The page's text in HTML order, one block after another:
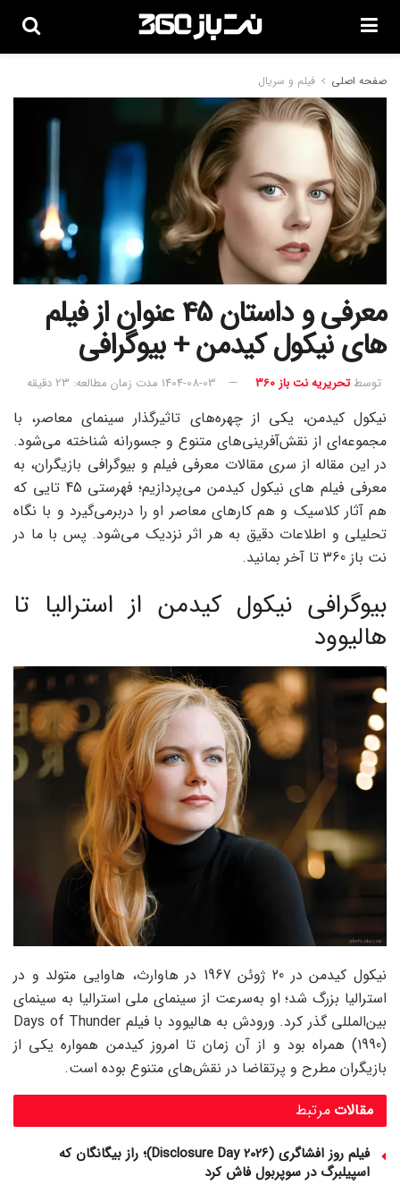
صفحه اصلی فیلم و سریال
معرفی و داستان 45 عنوان از فیلم
های نیکول کیدمن + بیوگرافی
توسطتحریریه نت باز 360 1404-08-03 مدت زمان مطالعه: 23 دقیقه
نیکول کیدمن، یکی از چهره‌های تاثیرگذار سینمای معاصر، با
مجموعه‌ای از نقش‌آفرینی‌های متنوع و جسورانه شناخته می‌شود.
در این مقاله از سری مقالات معرفی فیلم و بیوگرافی بازیگران، به
معرفی فیلم های نیکول کیدمن می‌پردازیم؛ فهرستی 45 تایی که
هم آثار کلاسیک و هم کارهای معاصر او را دربرمی‌گیرد و با نگاه
تحلیلی و اطلاعات دقیق به هر اثر نزدیک می‌شود. پس با ما در
نت باز 360 تا آخر بمانید.
بیوگرافی نیکول کیدمن از استرالیا تا
هالیوود
نیکول کیدمن در 20 ژوئن 1967 در هاوارث، هاوایی متولد و در
استرالیا بزرگ شد؛ او به‌سرعت از سینمای ملی استرالیا به سینمای
بین‌المللی گذر کرد. ورودش به هالیوود با فیلم Days of Thunder
(1990) همراه بود و از آن زمان تا امروز کیدمن همواره یکی از
بازیگران مطرح و پرتقاضا در نقش‌های متنوع بوده است.
مرتبط مقالات
فیلم روز افشاگری (Disclosure Day 2026)؛ راز بیگانگان که
اسپیلبرگ در سوپربول فاش کرد